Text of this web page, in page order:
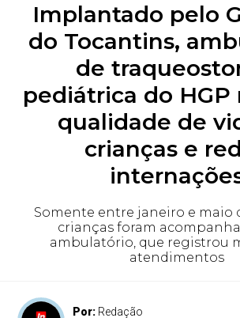
Implantado pelo
do Tocantins,
de
pediátrica do HGP
qualidade de
crianças e
Somente entre janeiro e maio
crianças foram
ambulatório, que registrou
atendimentos
Por: Redação